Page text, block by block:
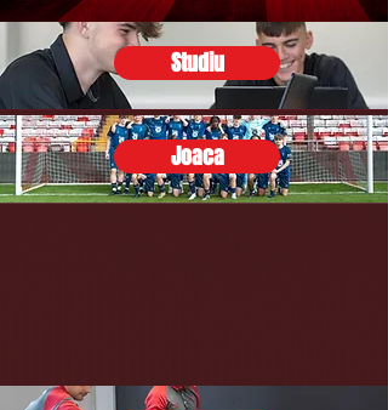
Studiu
Joaca